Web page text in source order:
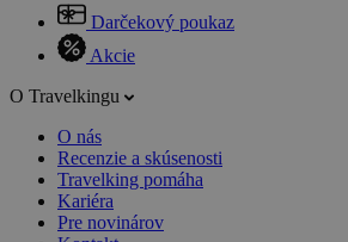
Darčekový poukaz
Akcie
O Travelkingu
O nás
Recenzie a skúsenosti
Travelking pomáha
Kariéra
Pre novinárov